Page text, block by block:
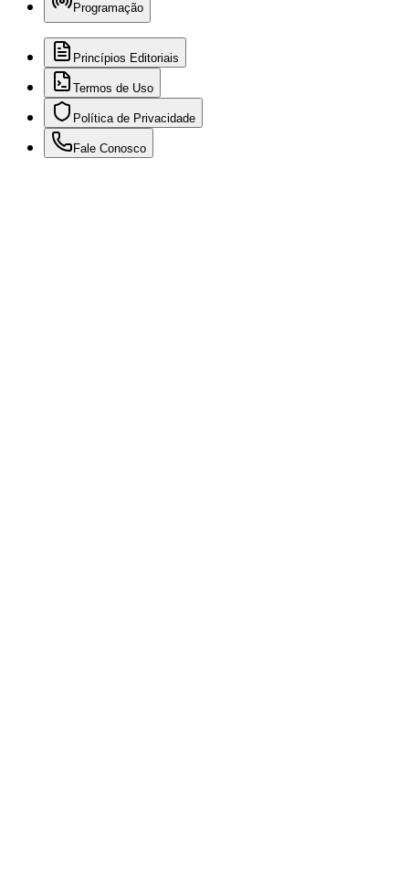
Programação
Princípios Editoriais
Termos de Uso
Política de Privacidade
Fale Conosco